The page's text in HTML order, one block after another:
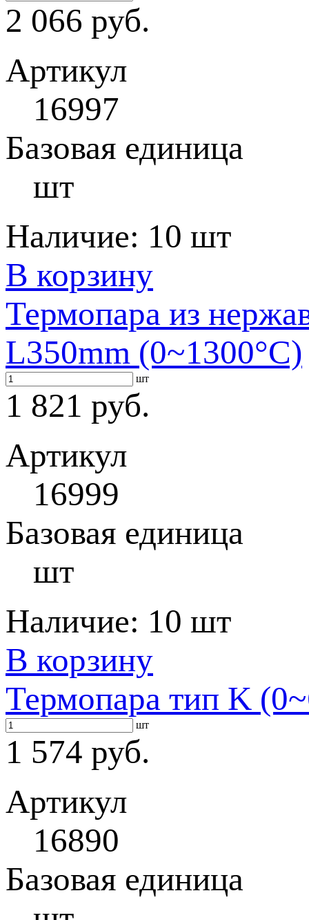
2 066 руб.
Артикул
16997
Базовая единица
шт
Наличие: 10 шт
В корзину
Термопара из
L350mm (0~1300°C)
шт
1 821 руб.
Артикул
16999
Базовая единица
шт
Наличие: 10 шт
В корзину
Термопара тип K
шт
1 574 руб.
Артикул
16890
Базовая единица